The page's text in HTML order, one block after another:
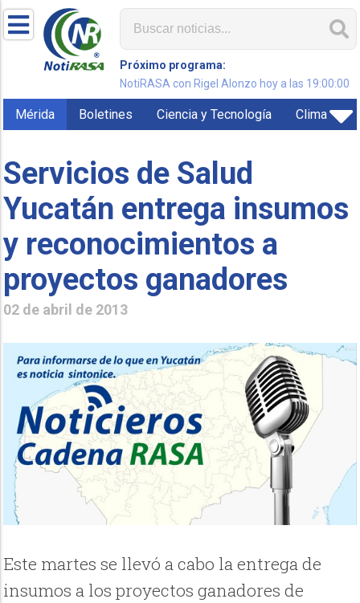
Próximo programa:
NotiRASA con Rigel Alonzo hoy a las 19:00:00
Mérida Boletines Ciencia y Tecnología Clima
Servicios de Salud
Yucatán entrega insumos
y reconocimientos a
proyectos ganadores
02 de abril de 2013
Este martes se llevó a cabo la entrega de
insumos a los proyectos ganadores de